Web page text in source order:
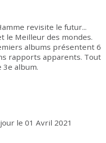
revisite le futur...
le Meilleur des mondes.
albums présentent 6
rapports apparents. Tout
3e album.
le 01 Avril 2021